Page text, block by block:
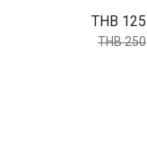
THB 125
THB 250